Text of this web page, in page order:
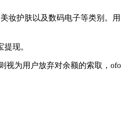
妆护肤以及数码电子等类别。用
现。
视为用户放弃对余额的索取，ofo